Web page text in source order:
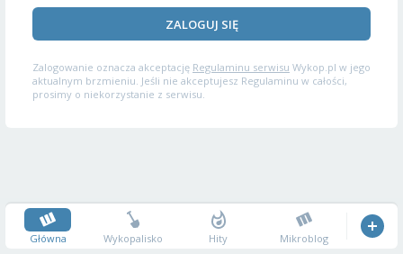
ZALOGUJ SIĘ
Zalogowanie oznacza akceptację Regulaminu serwisu Wykop.pl w jego
aktualnym brzmieniu. Jeśli nie akceptujesz Regulaminu w całości,
prosimy o niekorzystanie z serwisu.
Główna Wykopalisko Hity Mikroblog